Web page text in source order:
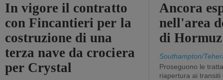
In vigore il contratto
con Fincantieri per la
costruzione di una
terza nave da crociera
per Crystal
Ancora
nell'area
di Hormuz
Southampton/
Proseguono le
riapertura ai